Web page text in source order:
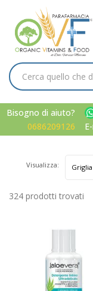
Bisogno di aiuto?
0686209126
324 prodotti trovati
Visualizza: